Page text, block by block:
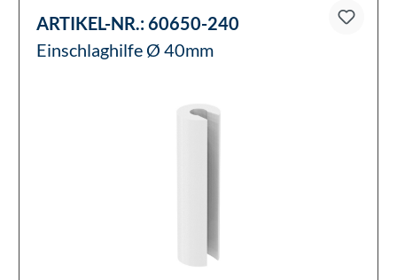
ARTIKEL-NR.:60650-240
Einschlaghilfe Ø 40mm